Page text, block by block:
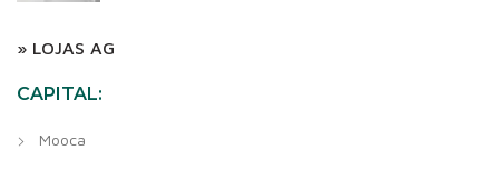
» LOJAS AG
CAPITAL:
Mooca